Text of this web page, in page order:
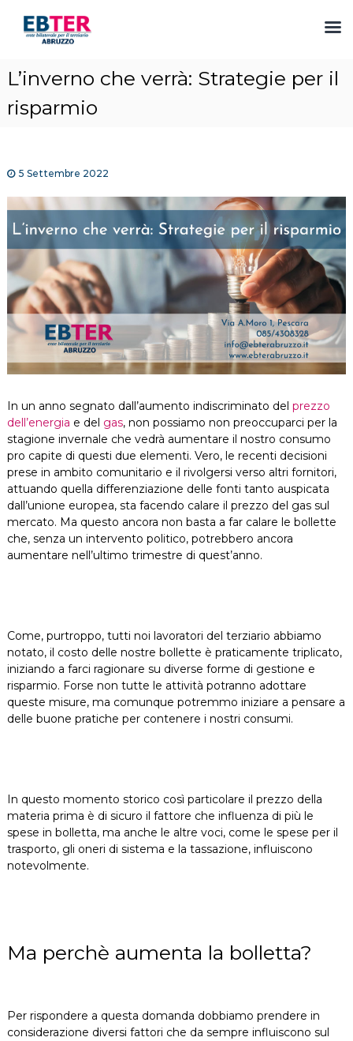
L’inverno che verrà: Strategie per il
risparmio
5 Settembre 2022
In un anno segnato dall’aumento indiscriminato del prezzo
dell’energia e del gas, non possiamo non preoccuparci per la
stagione invernale che vedrà aumentare il nostro consumo
pro capite di questi due elementi. Vero, le recenti decisioni
prese in ambito comunitario e il rivolgersi verso altri fornitori,
attuando quella differenziazione delle fonti tanto auspicata
dall’unione europea, sta facendo calare il prezzo del gas sul
mercato. Ma questo ancora non basta a far calare le bollette
che, senza un intervento politico, potrebbero ancora
aumentare nell’ultimo trimestre di quest’anno.
Come, purtroppo, tutti noi lavoratori del terziario abbiamo
notato, il costo delle nostre bollette è praticamente triplicato,
iniziando a farci ragionare su diverse forme di gestione e
risparmio. Forse non tutte le attività potranno adottare
queste misure, ma comunque potremmo iniziare a pensare a
delle buone pratiche per contenere i nostri consumi.
In questo momento storico così particolare il prezzo della
materia prima è di sicuro il fattore che influenza di più le
spese in bolletta, ma anche le altre voci, come le spese per il
trasporto, gli oneri di sistema e la tassazione, influiscono
notevolmente.
Ma perchè aumenta la bolletta?
Per rispondere a questa domanda dobbiamo prendere in
considerazione diversi fattori che da sempre influiscono sul